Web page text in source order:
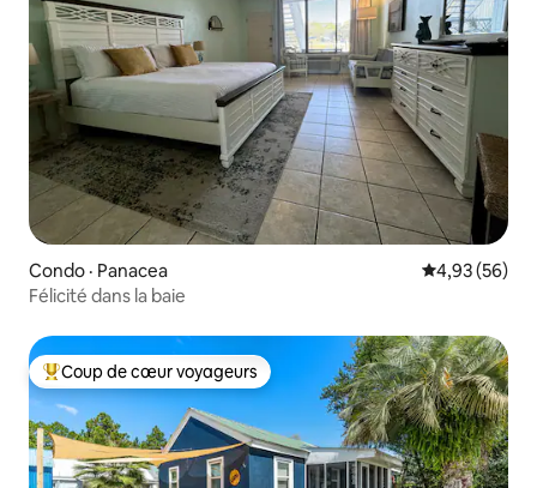
Condo · Panacea Note
4,93 (56)
Félicité dans la baie
Coup de cœur voyageurs parmi les plus aimés
Coup de cœur voyageurs